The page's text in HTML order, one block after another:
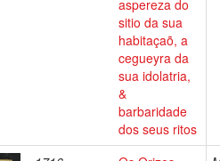
aspereza do
sitio da sua
habitaçaõ, a
cegueyra da
sua idolatria,
&
barbaridade
dos seus ritos